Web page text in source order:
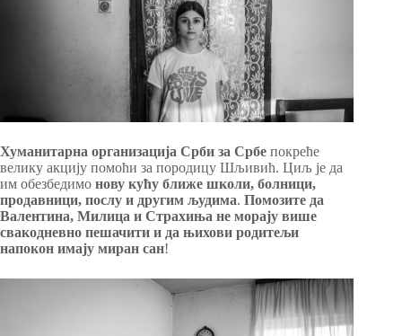
Хуманитарна организација Срби за Србе покреће
велику акцију помоћи за породицу Шљивић. Циљ је да
им обезбедимо нову кућу ближе школи, болници,
продавници, послу и другим људима. Помозите да
Валентина, Милица и Страхиња не морају више
свакодневно пешачити и да њихови родитељи
напокон имају миран сан!